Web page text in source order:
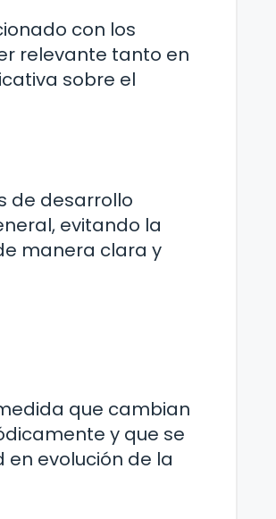
con los
relevante tanto en
sobre el
de desarrollo
evitando la
manera clara y
que cambian
y que se
evolución de la